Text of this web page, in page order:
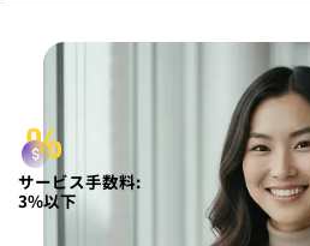
サービス手数料:
3%以下